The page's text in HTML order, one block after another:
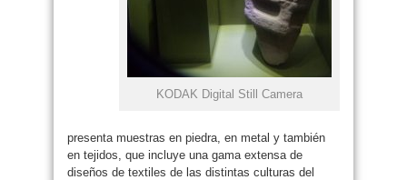
KODAK Digital Still Camera
presenta muestras en piedra, en metal y también
en tejidos, que incluye una gama extensa de
diseños de textiles de las distintas culturas del